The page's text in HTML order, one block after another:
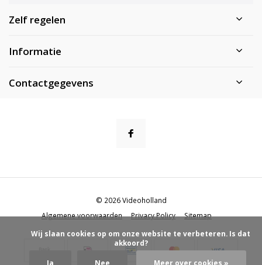
Zelf regelen
Informatie
Contactgegevens
Algemene voorwaarden Privacy Policy Sitemap
© 2026 Videoholland
akkoord?
Ja Nee Meer over cookies »